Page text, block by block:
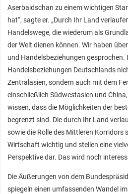
Aserbaidschan zu einem wichtigen
hat“, sagte er. „Durch Ihr Land
Handelswege, die wiederum als
der Welt dienen können. Wir haben
und Handelsbeziehungen gesprochen.
Handelsbeziehungen Deutschlands
Zentralasien, sondern auch mit dem
einschließlich Südwestasien und China,
wissen, dass die Möglichkeiten der
begrenzt sind. Die durch Ihr Land
sowie die Rolle des Mittleren Korridors
Wirtschaft wichtig und stellen eine
Perspektive dar. Das wird noch
Die Äußerungen von dem
spiegeln einen umfassenden Wandel